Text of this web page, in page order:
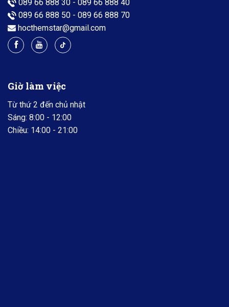
089 66 888 30 - 089 66 888 40
089 66 888 50 - 089 66 888 70
hocthemstar@gmail.com
Giờ làm việc
Từ thứ 2 đến chủ nhật
Sáng: 8:00 - 12:00
Chiều: 14:00 - 21:00